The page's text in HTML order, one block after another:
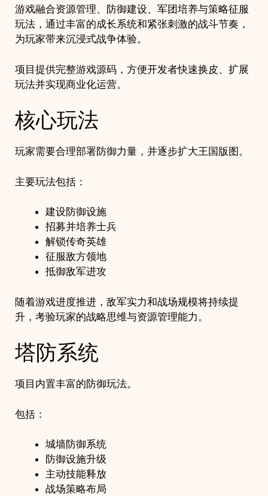
quantity
游戏融合资源管理、防御建设、军团培养与策略征服
玩法，通过丰富的成长系统和紧张刺激的战斗节奏，
为玩家带来沉浸式战争体验。
项目提供完整游戏源码，方便开发者快速换皮、扩展
玩法并实现商业化运营。
核心玩法
玩家需要合理部署防御力量，并逐步扩大王国版图。
主要玩法包括：
建设防御设施
招募并培养士兵
解锁传奇英雄
征服敌方领地
抵御敌军进攻
随着游戏进度推进，敌军实力和战场规模将持续提
升，考验玩家的战略思维与资源管理能力。
塔防系统
项目内置丰富的防御玩法。
包括：
城墙防御系统
防御设施升级
主动技能释放
战场策略布局